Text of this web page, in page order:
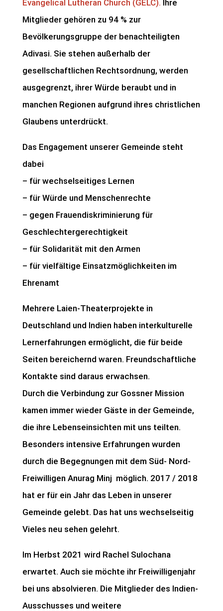
Evangelical Lutheran Church (GELC). Ihre
Mitglieder gehören zu 94 % zur
Bevölkerungsgruppe der benachteiligten
Adivasi. Sie stehen außerhalb der
gesellschaftlichen Rechtsordnung, werden
ausgegrenzt, ihrer Würde beraubt und in
manchen Regionen aufgrund ihres christlichen
Glaubens unterdrückt.
Das Engagement unserer Gemeinde steht
dabei
– für wechselseitiges Lernen
– für Würde und Menschenrechte
– gegen Frauendiskriminierung für
Geschlechtergerechtigkeit
– für Solidarität mit den Armen
– für vielfältige Einsatzmöglichkeiten im
Ehrenamt
Mehrere Laien-Theaterprojekte in
Deutschland und Indien haben interkulturelle
Lernerfahrungen ermöglicht, die für beide
Seiten bereichernd waren. Freundschaftliche
Kontakte sind daraus erwachsen.
Durch die Verbindung zur Gossner Mission
kamen immer wieder Gäste in der Gemeinde,
die ihre Lebenseinsichten mit uns teilten.
Besonders intensive Erfahrungen wurden
durch die Begegnungen mit dem Süd- Nord-
Freiwilligen Anurag Minj möglich. 2017 / 2018
hat er für ein Jahr das Leben in unserer
Gemeinde gelebt. Das hat uns wechselseitig
Vieles neu sehen gelehrt.
Im Herbst 2021 wird Rachel Sulochana
erwartet. Auch sie möchte ihr Freiwilligenjahr
bei uns absolvieren. Die Mitglieder des Indien-
Ausschusses und weitere